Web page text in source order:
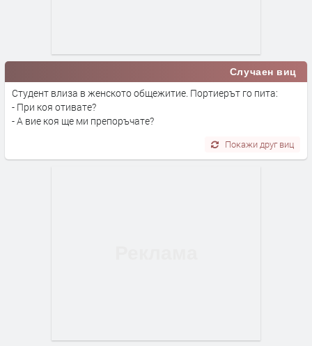
Случаен виц
Студент влиза в женското общежитие. Портиерът го пита:
- При коя отивате?
- А вие коя ще ми препоръчате?
Покажи друг виц